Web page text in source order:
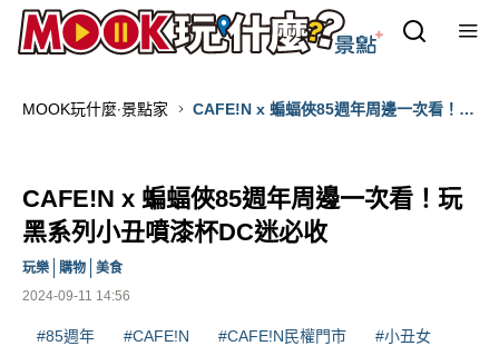
MOOK玩什麼‧景點家
CAFE!N x 蝙蝠俠85週年周邊一次看！玩
CAFE!N x 蝙蝠俠85週年周邊一次看！玩
黑系列小丑噴漆杯DC迷必收
2024-09-11 14:56
玩樂 購物 美食
#85週年 #CAFE!N #CAFE!N民權門市 #小丑女